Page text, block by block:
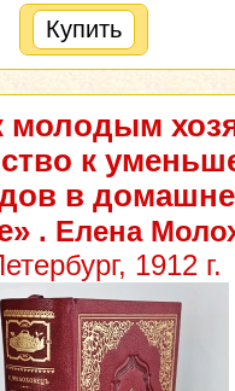
Купить
молодым
к
в
. Елена
1912 г.